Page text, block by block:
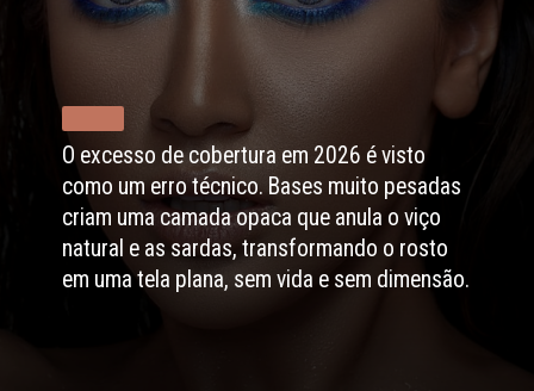
cobertura em 2026 é visto
técnico. Bases muito pesadas
opaca que anula o viço
sardas, transformando o rosto
plana, sem vida e sem dimensão.